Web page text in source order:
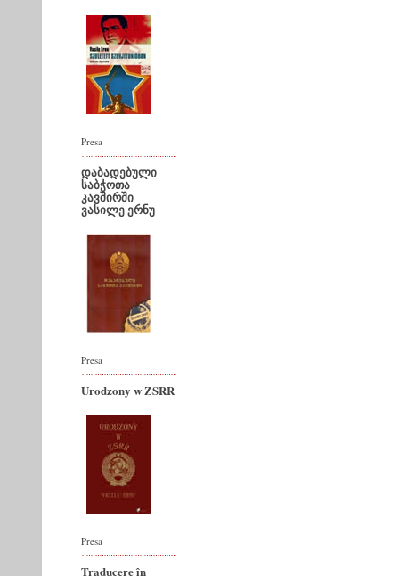
Presa
დაბადებული
საბჭოთა
კავშირში
ვასილე ერნუ
Presa
Urodzony w ZSRR
Presa
Traducere în